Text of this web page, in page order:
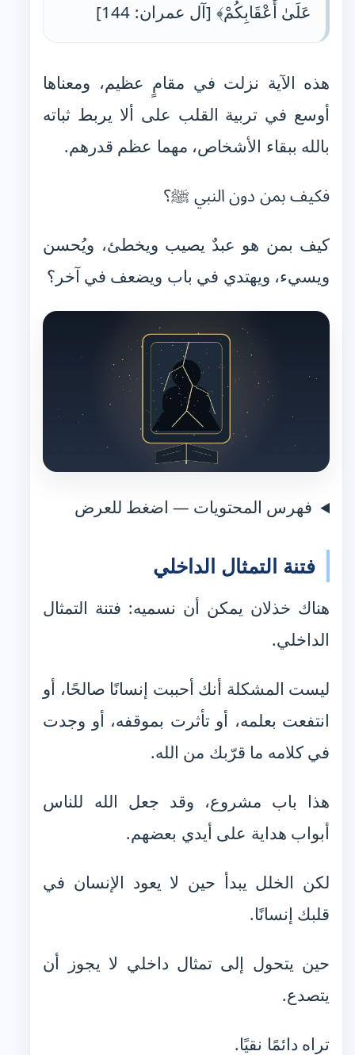
عَلَىٰ أَعْقَابِكُمْ﴾ [آل عمران: 144]
هذه الآية نزلت في مقامٍ عظيم، ومعناها
أوسع في تربية القلب على ألا يربط ثباته
بالله ببقاء الأشخاص، مهما عظم قدرهم.
فكيف بمن دون النبي ﷺ؟
كيف بمن هو عبدٌ يصيب ويخطئ، ويُحسن
ويسيء، ويهتدي في باب ويضعف في آخر؟
فهرس المحتويات — اضغط للعرض
فتنة التمثال الداخلي
هناك خذلان يمكن أن نسميه: فتنة التمثال
الداخلي.
ليست المشكلة أنك أحببت إنسانًا صالحًا، أو
انتفعت بعلمه، أو تأثرت بموقفه، أو وجدت
في كلامه ما قرّبك من الله.
هذا باب مشروع، وقد جعل الله للناس
أبواب هداية على أيدي بعضهم.
لكن الخلل يبدأ حين لا يعود الإنسان في
قلبك إنسانًا.
حين يتحول إلى تمثال داخلي لا يجوز أن
يتصدع.
تراه دائمًا نقيًا.